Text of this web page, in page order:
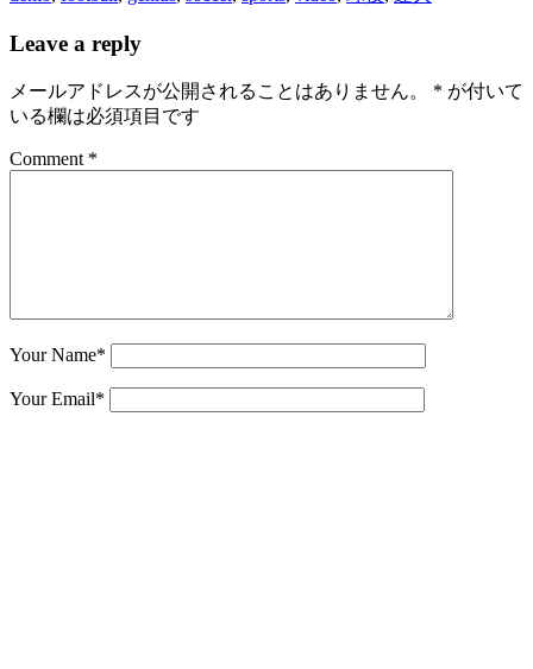
Leave a reply
メールアドレスが公開されることはありません。 * が付いて
いる欄は必須項目です
Comment *
Your Name*
Your Email*